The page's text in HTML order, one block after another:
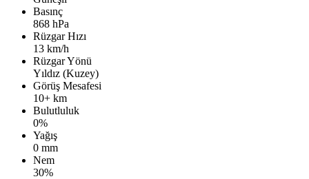
Basınç
868 hPa
Rüzgar Hızı
13 km/h
Rüzgar Yönü
Yıldız (Kuzey)
Görüş Mesafesi
10+ km
Bulutluluk
0%
Yağış
0 mm
Nem
30%